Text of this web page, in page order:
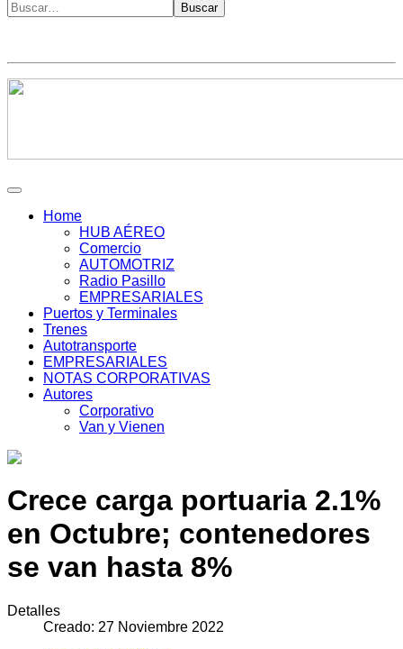
Buscar
Home
HUB AÉREO
Comercio
AUTOMOTRIZ
Radio Pasillo
EMPRESARIALES
Puertos y Terminales
Trenes
Autotransporte
EMPRESARIALES
NOTAS CORPORATIVAS
Autores
Corporativo
Van y Vienen
Crece carga portuaria 2.1%
en Octubre; contenedores
se van hasta 8%
Detalles
Creado: 27 Noviembre 2022